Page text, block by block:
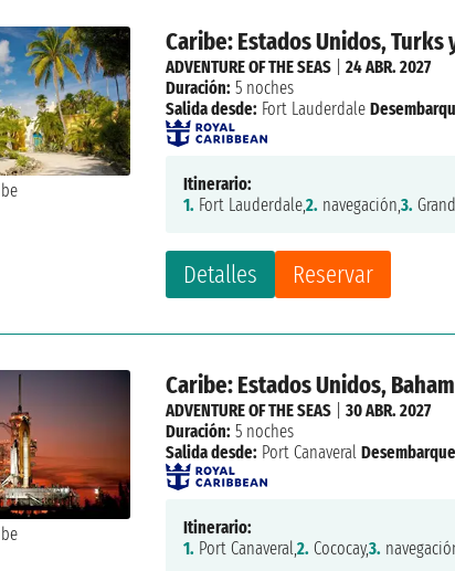
Caribe: Estados Unidos, Turks
Detalles Reservar
ADVENTURE OF THE SEAS |24 ABR. 2027
Duración: 5 noches
Salida desde: Fort Lauderdale
Itinerario:
1. Fort Lauderdale,2. navegación,3.
Caribe: Estados Unidos,
ADVENTURE OF THE SEAS |30 ABR. 2027
Duración: 5 noches
Salida desde: Port Canaveral
Itinerario:
1. Port Canaveral,2. Cococay,3.